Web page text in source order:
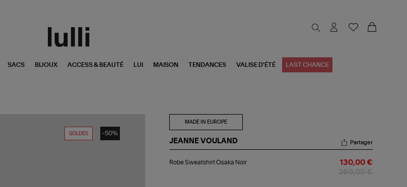
SACS BIJOUX ACCESS & BEAUTÉ LUI MAISON TENDANCES VALISE D'ÉTÉ LAST CHANCE
SOLDES -50%
MADE IN EUROPE
JEANNE VOULAND
Sweatshirt
Partager
Robe Sweatshirt Osaka Noir 130,00 €